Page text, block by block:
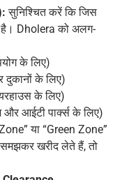
सुनिश्चित करें कि जिस
है। Dholera को अलग-
के लिए)
के लिए)
के लिए)
आईटी पार्क्स के लिए)
या “Green Zone”
खरीद लेते हैं, तो